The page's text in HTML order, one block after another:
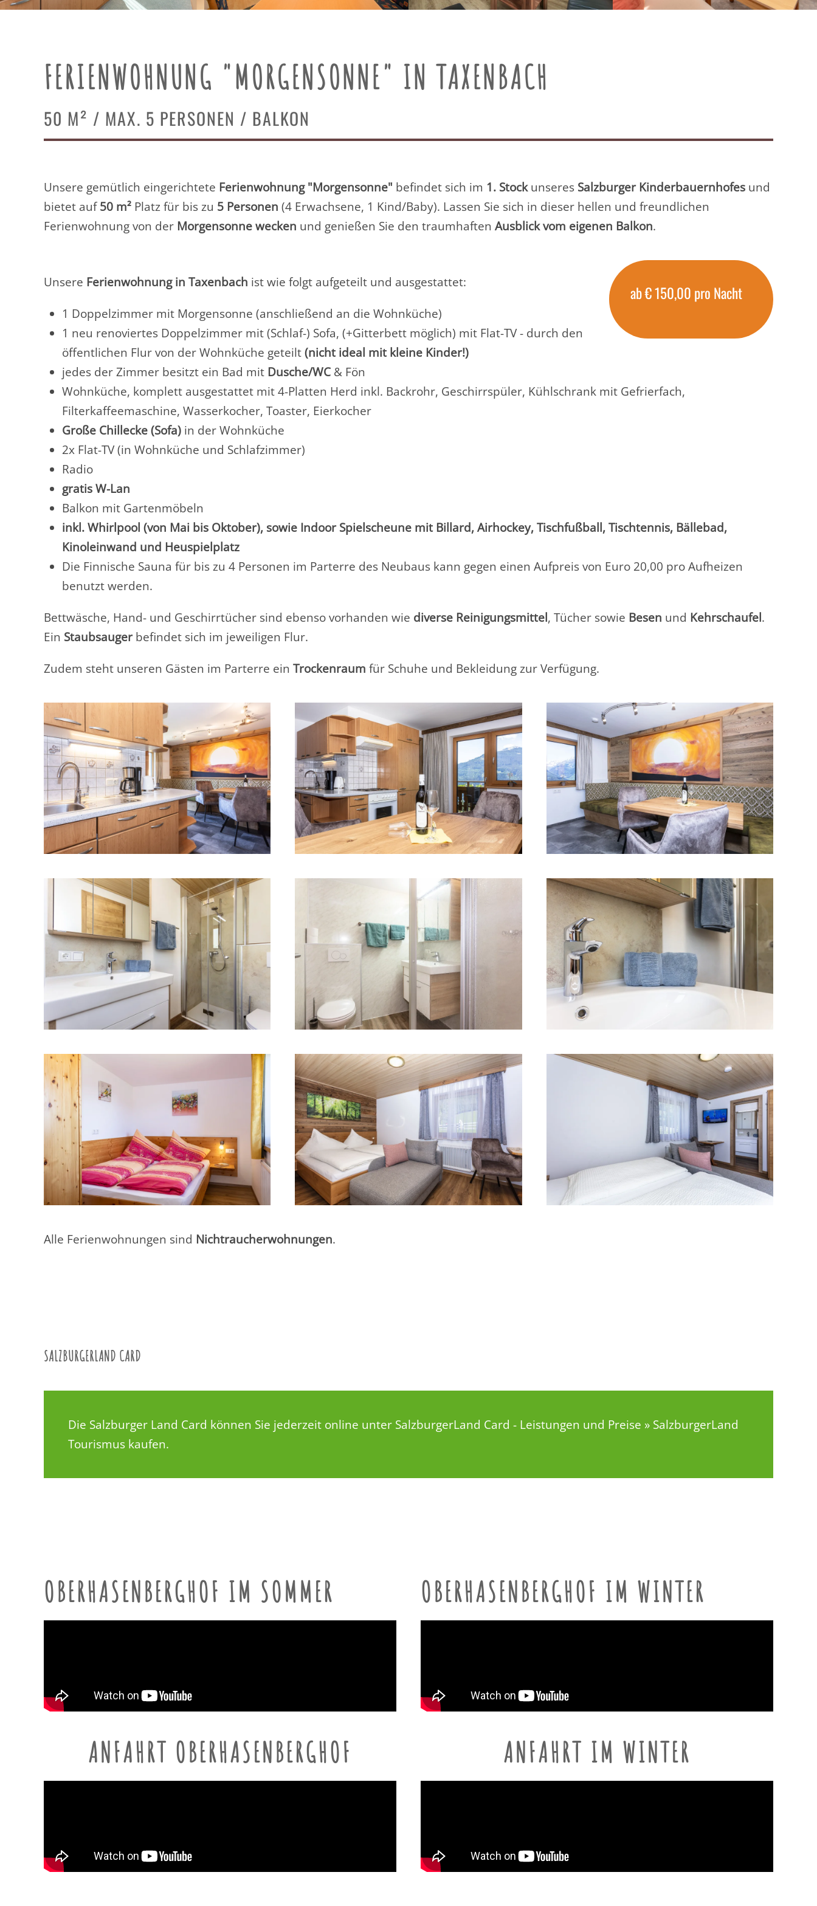
FERIENWOHNUNG "MORGENSONNE" IN TAXENBACH
50 M² / MAX. 5 PERSONEN / BALKON
Unsere gemütlich eingerichtete Ferienwohnung "Morgensonne" befindet sich im 1. Stockunseres Salzburger Kinderbauernhofes und
bietet auf50 m² Platz für bis zu 5 Personen (4 Erwachsene, 1 Kind/Baby). Lassen Sie sich in dieser hellen und freundlichen
Ferienwohnung von der Morgensonne wecken und genießen Sie den traumhaften Ausblick vom eigenen Balkon.
ab € 150,00 pro Nacht
Unsere Ferienwohnung in Taxenbach ist wie folgt aufgeteilt und ausgestattet:
1 Doppelzimmer mit Morgensonne (anschließend an die Wohnküche)
1 neu renoviertes Doppelzimmer mit (Schlaf-) Sofa, (+Gitterbett möglich) mit Flat-TV - durch den
öffentlichen Flur von der Wohnküche geteilt(nicht ideal mit kleine Kinder!)
jedes der Zimmer besitzt ein Bad mit Dusche/WC & Fön
Wohnküche, komplett ausgestattet mit 4-Platten Herd inkl. Backrohr, Geschirrspüler, Kühlschrank mit Gefrierfach,
Filterkaffeemaschine, Wasserkocher, Toaster, Eierkocher
Große Chillecke (Sofa) in der Wohnküche
2x Flat-TV (in Wohnküche und Schlafzimmer)
Radio
gratis W-Lan
Balkon mit Gartenmöbeln
inkl. Whirlpool (von Mai bis Oktober), sowie Indoor Spielscheune mit Billard, Airhockey, Tischfußball, Tischtennis, Bällebad,
Kinoleinwand und Heuspielplatz
Die Finnische Sauna für bis zu 4 Personen im Parterre des Neubaus kann gegen einen Aufpreis von Euro 20,00 pro Aufheizen
benutzt werden.
Bettwäsche, Hand- und Geschirrtücher sind ebenso vorhanden wie diverse Reinigungsmittel, Tücher sowie Besen und Kehrschaufel.
Ein Staubsaugerbefindet sich im jeweiligen Flur.
Zudem steht unseren Gästen im Parterre ein Trockenraum für Schuhe und Bekleidung zur Verfügung.
Alle Ferienwohnungen sind Nichtraucherwohnungen.
SALZBURGERLAND CARD
Die Salzburger Land Card können Sie jederzeit online unter SalzburgerLand Card - Leistungen und Preise » SalzburgerLand
Tourismus kaufen.
OBERHASENBERGHOF IM SOMMER OBERHASENBERGHOF IM WINTER
ANFAHRT OBERHASENBERGHOF ANFAHRT IM WINTER